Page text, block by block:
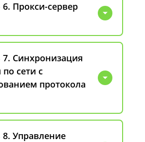
Прокси-сервер
Синхронизация
сети с
протокола
Управление